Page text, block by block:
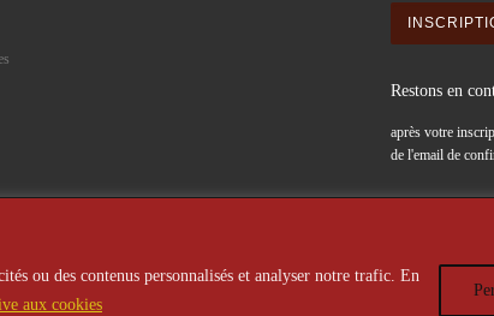
ou des contenus personnalisés et analyser notre trafic. En
aux cookies
Restons en
après votre
de l'email de